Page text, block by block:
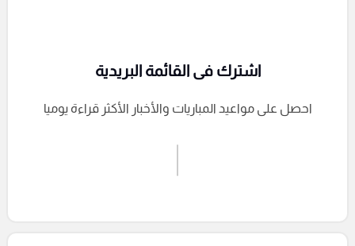
إرسال تعليق
اشترك فى القائمة البريدية
احصل على مواعيد المباريات والأخبار الأكثر قراءة يوميا